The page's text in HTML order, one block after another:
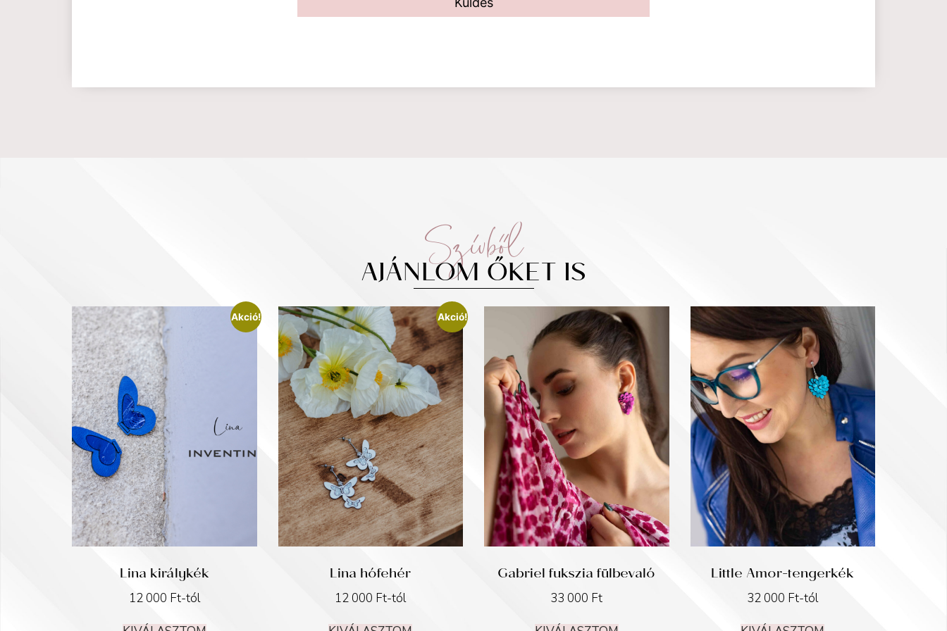
Szívből
AJÁNLOM ŐKET IS
Akció!
Lina királykék
12 000 Ft-tól
Akció!
Lina hófehér
12 000 Ft-tól
Gabriel fukszia fülbevaló
33 000 Ft
Little Amor-tengerkék
32 000 Ft-tól